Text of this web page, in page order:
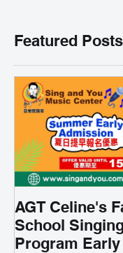
Featured Posts
AGT Celine's
School
Program